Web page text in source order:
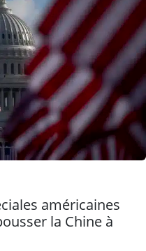
américaines
la Chine à